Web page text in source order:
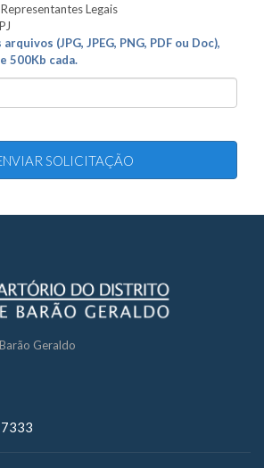
Legais
(JPG, JPEG, PNG, PDF ou Doc),
500Kb cada.
Geraldo